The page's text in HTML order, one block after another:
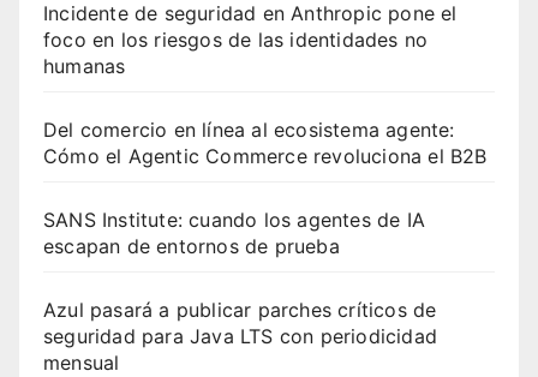
Incidente de seguridad en Anthropic pone el
foco en los riesgos de las identidades no
humanas
Del comercio en línea al ecosistema agente:
Cómo el Agentic Commerce revoluciona el B2B
SANS Institute: cuando los agentes de IA
escapan de entornos de prueba
Azul pasará a publicar parches críticos de
seguridad para Java LTS con periodicidad
mensual